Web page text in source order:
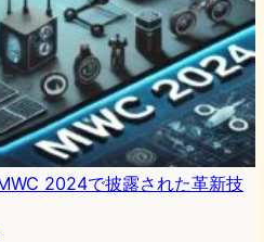
2024で披露された革新技